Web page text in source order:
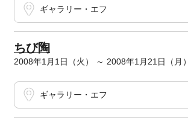
ギャラリー・エフ
ちび陶
2008年1月1日（火） ～ 2008年1月21日（月）
ギャラリー・エフ